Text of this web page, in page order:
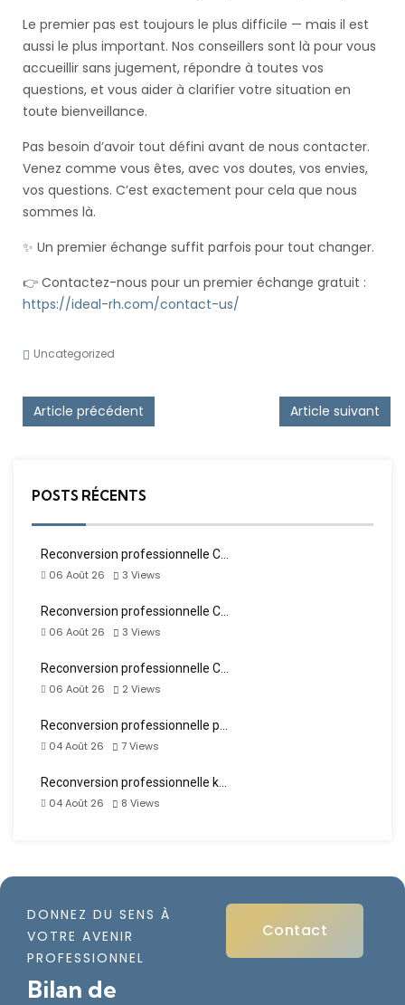
Le premier pas est toujours le plus difficile — mais il est
aussi le plus important. Nos conseillers sont là pour vous
accueillir sans jugement, répondre à toutes vos
questions, et vous aider à clarifier votre situation en
toute bienveillance.
Pas besoin d’avoir tout défini avant de nous contacter.
Venez comme vous êtes, avec vos doutes, vos envies,
vos questions. C’est exactement pour cela que nous
sommes là.
✨ Un premier échange suffit parfois pour tout changer.
👉 Contactez-nous pour un premier échange gratuit :
https://ideal-rh.com/contact-us/
Uncategorized
Post navigation
Article précédent Article suivant
POSTS RÉCENTS
Reconversion professionnelle C…
06 Août 26
3 Views
Reconversion professionnelle C…
06 Août 26
3 Views
Reconversion professionnelle C…
06 Août 26
2 Views
Reconversion professionnelle p…
04 Août 26
7Views
Reconversion professionnelle k…
04 Août 26
8 Views
DONNEZ DU SENS À
VOTRE AVENIR
PROFESSIONNEL
Bilan de
Contact